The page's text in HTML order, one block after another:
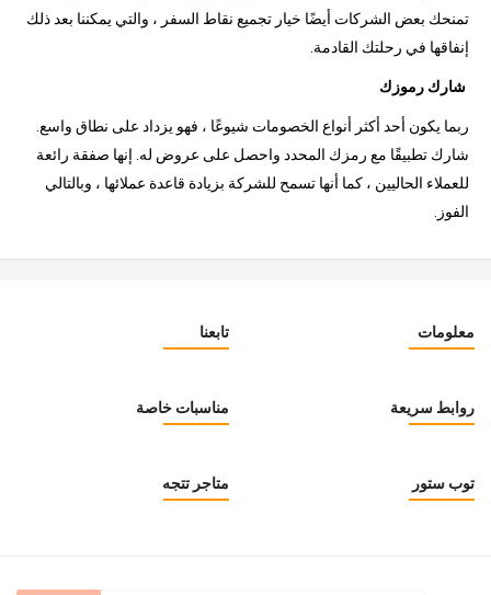
تمنحك بعض الشركات أيضًا خيار تجميع نقاط السفر ، والتي يمكننا بعد ذلك
إنفاقها في رحلتك القادمة.
شارك رموزك
ربما يكون أحد أكثر أنواع الخصومات شيوعًا ، فهو يزداد على نطاق واسع.
شارك تطبيقًا مع رمزك المحدد واحصل على عروض له. إنها صفقة رائعة
للعملاء الحاليين ، كما أنها تسمح للشركة بزيادة قاعدة عملائها ، وبالتالي
الفوز.
تابعنا معلومات
مناسبات خاصة روابط سريعة
متاجر تتجه توب ستور